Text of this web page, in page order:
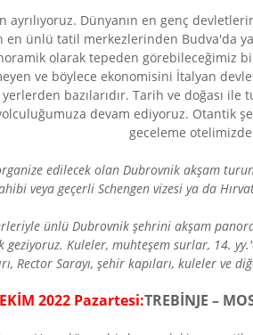
Dünyanın en genç
en ünlü tatil merkezlerinden Budva'da
olarak tepeden
ve böylece ekonomisini İtalyan
bazılarıdır. Tarih ve doğası
devam ediyoruz. Otantik
geceleme
edilecek olan Dubrovnik akşam
veya geçerli Schengen vizesi ya da
ünlü Dubrovnik şehrini akşam
geziyoruz. Kuleler, muhteşem surlar, 14.
Rector Sarayı, şehir kapıları, kuleler ve
2022 Pazartesi:TREBİNJE –